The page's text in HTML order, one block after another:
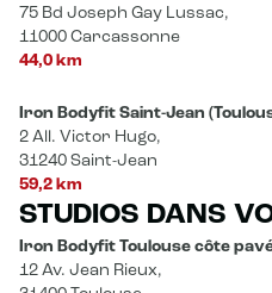
75 Bd Joseph Gay Lussac,
11000 Carcassonne
44,0 km
Iron Bodyfit Saint-Jean
2 All. Victor Hugo,
31240 Saint-Jean
59,2 km
STUDIOS DANS
Iron Bodyfit Toulouse côte
12 Av. Jean Rieux,